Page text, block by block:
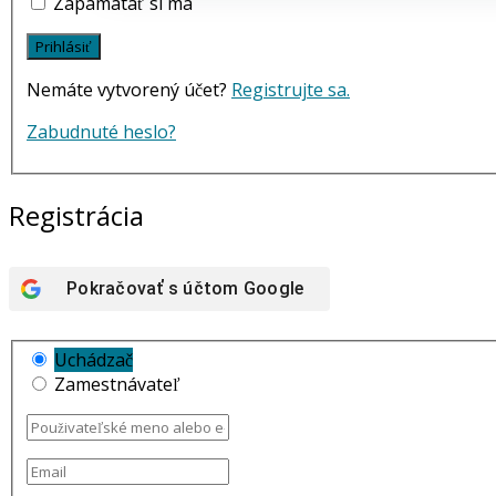
Nemáte vytvorený účet? Registrujte sa.
Zabudnuté heslo?
Registrácia
Pokračovať s účtom Google
Uchádzač
Zamestnávateľ